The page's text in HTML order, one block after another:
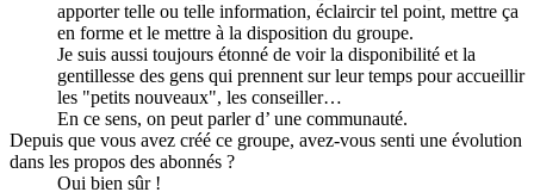
apporter telle ou telle information, éclaircir tel point, mettre ça
en forme et le mettre à la disposition du groupe.
Je suis aussi toujours étonné de voir la disponibilité et la
gentillesse des gens qui prennent sur leur temps pour accueillir
les "petits nouveaux", les conseiller…
En ce sens, on peut parler d’ une communauté.
Depuis que vous avez créé ce groupe, avez-vous senti une évolution
dans les propos des abonnés ?
Oui bien sûr !